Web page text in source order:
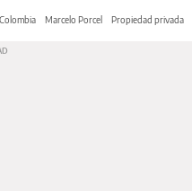
Marcelo Porcel Propiedad privada